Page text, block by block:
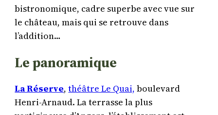
bistronomique, cadre superbe avec vue sur
le château, mais qui se retrouve dans
l’addition…
Le panoramique
La Réserve,théâtre Le Quai, boulevard
Henri-Arnaud. La terrasse la plus